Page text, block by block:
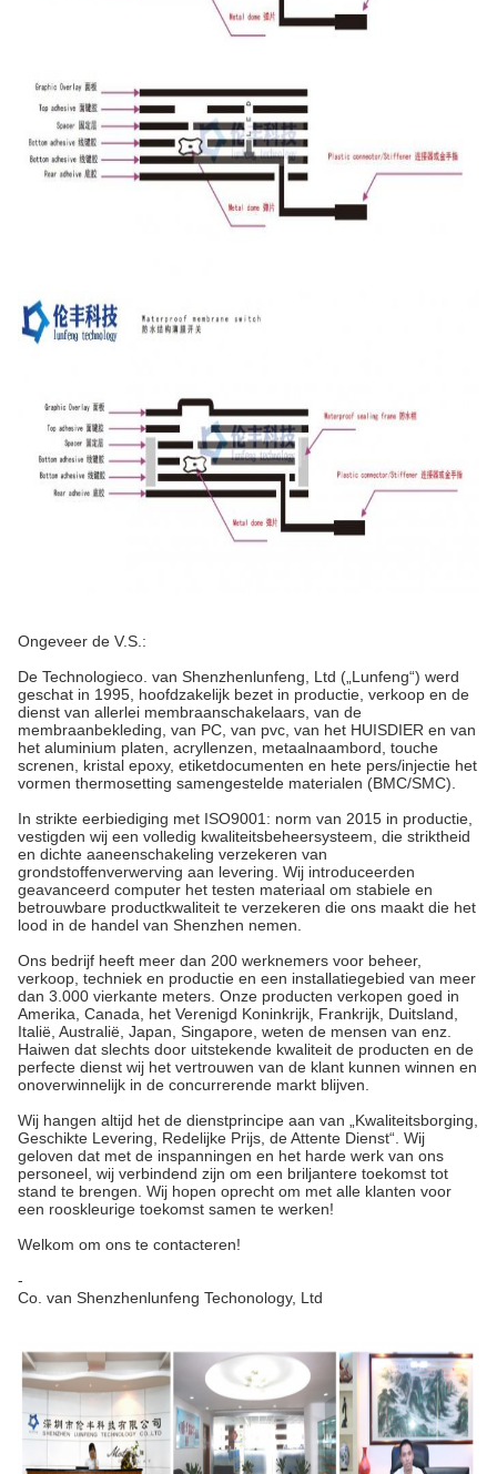
Ongeveer de V.S.:
De Technologieco. van Shenzhenlunfeng, Ltd („Lunfeng“) werd
geschat in 1995, hoofdzakelijk bezet in productie, verkoop en de
dienst van allerlei membraanschakelaars, van de
membraanbekleding, van PC, van pvc, van het HUISDIER en van
het aluminium platen, acryllenzen, metaalnaambord, touche
screnen, kristal epoxy, etiketdocumenten en hete pers/injectie het
vormen thermosetting samengestelde materialen (BMC/SMC).
In strikte eerbiediging met ISO9001: norm van 2015 in productie,
vestigden wij een volledig kwaliteitsbeheersysteem, die striktheid
en dichte aaneenschakeling verzekeren van
grondstoffenverwerving aan levering. Wij introduceerden
geavanceerd computer het testen materiaal om stabiele en
betrouwbare productkwaliteit te verzekeren die ons maakt die het
lood in de handel van Shenzhen nemen.
Ons bedrijf heeft meer dan 200 werknemers voor beheer,
verkoop, techniek en productie en een installatiegebied van meer
dan 3.000 vierkante meters. Onze producten verkopen goed in
Amerika, Canada, het Verenigd Koninkrijk, Frankrijk, Duitsland,
Italië, Australië, Japan, Singapore, weten de mensen van enz.
Haiwen dat slechts door uitstekende kwaliteit de producten en de
perfecte dienst wij het vertrouwen van de klant kunnen winnen en
onoverwinnelijk in de concurrerende markt blijven.
Wij hangen altijd het de dienstprincipe aan van „Kwaliteitsborging,
Geschikte Levering, Redelijke Prijs, de Attente Dienst“. Wij
geloven dat met de inspanningen en het harde werk van ons
personeel, wij verbindend zijn om een briljantere toekomst tot
stand te brengen. Wij hopen oprecht om met alle klanten voor
een rooskleurige toekomst samen te werken!
Welkom om ons te contacteren!
-
Co. van Shenzhenlunfeng Techonology, Ltd